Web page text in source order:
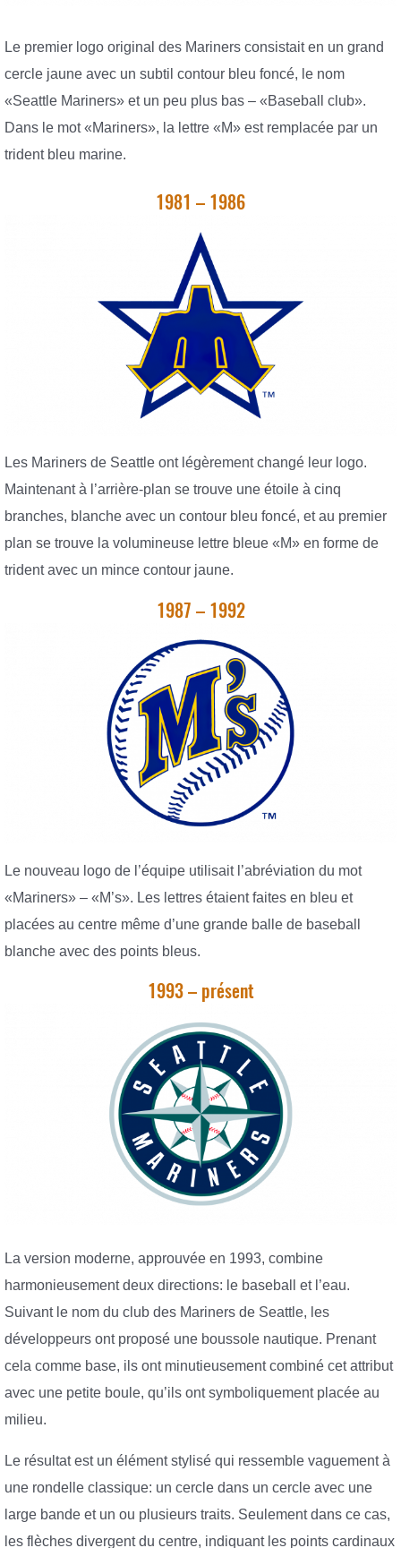
Le premier logo original des Mariners consistait en un grand
cercle jaune avec un subtil contour bleu foncé, le nom
«Seattle Mariners» et un peu plus bas – «Baseball club».
Dans le mot «Mariners», la lettre «M» est remplacée par un
trident bleu marine.
1981 – 1986
Les Mariners de Seattle ont légèrement changé leur logo.
Maintenant à l’arrière-plan se trouve une étoile à cinq
branches, blanche avec un contour bleu foncé, et au premier
plan se trouve la volumineuse lettre bleue «M» en forme de
trident avec un mince contour jaune.
1987 – 1992
Le nouveau logo de l’équipe utilisait l’abréviation du mot
«Mariners» – «M’s». Les lettres étaient faites en bleu et
placées au centre même d’une grande balle de baseball
blanche avec des points bleus.
1993 – présent
La version moderne, approuvée en 1993, combine
harmonieusement deux directions: le baseball et l’eau.
Suivant le nom du club des Mariners de Seattle, les
développeurs ont proposé une boussole nautique. Prenant
cela comme base, ils ont minutieusement combiné cet attribut
avec une petite boule, qu’ils ont symboliquement placée au
milieu.
Le résultat est un élément stylisé qui ressemble vaguement à
une rondelle classique: un cercle dans un cercle avec une
large bande et un ou plusieurs traits. Seulement dans ce cas,
les flèches divergent du centre, indiquant les points cardinaux